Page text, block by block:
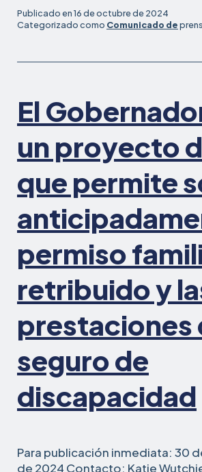
en
Silicon
robo
de
contra
Molecular
Devices
y
su
contratista
limpieza
Publicado en16 de octubre de 2024
Categorizado como Comunicado de
El
un proyecto
que permite
permiso
retribuido y
prestaciones
seguro de
discapacidad
Para publicación inmediata: 30
de 2024 Contacto: Katie